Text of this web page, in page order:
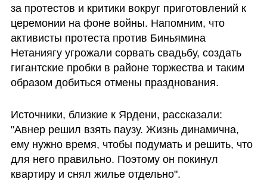
за протестов и критики вокруг приготовлений к
церемонии на фоне войны. Напомним, что
активисты протеста против Биньямина
Нетаниягу угрожали сорвать свадьбу, создать
гигантские пробки в районе торжества и таким
образом добиться отмены празднования.
Источники, близкие к Ярдени, рассказали:
"Авнер решил взять паузу. Жизнь динамична,
ему нужно время, чтобы подумать и решить, что
для него правильно. Поэтому он покинул
квартиру и снял жилье отдельно".